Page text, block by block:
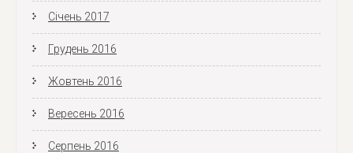
Січень 2017
Грудень 2016
Жовтень 2016
Вересень 2016
Серпень 2016